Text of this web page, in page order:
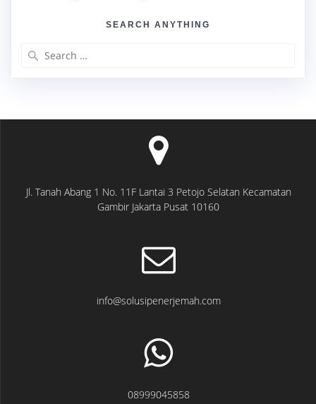
SEARCH ANYTHING
Jl. Tanah Abang 1 No. 11F Lantai 3 Petojo Selatan Kecamatan
Gambir Jakarta Pusat 10160
info@solusipenerjemah.com
08999045858